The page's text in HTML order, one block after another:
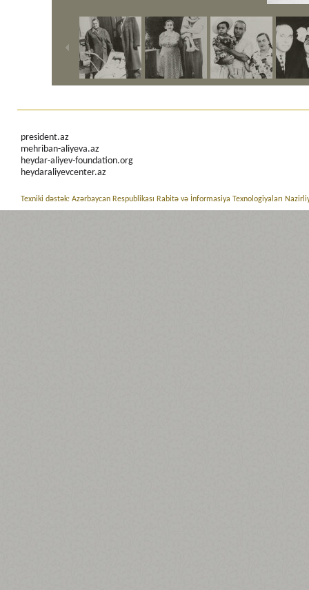
president.az
mehriban-aliyeva.az
heydar-aliyev-foundation.org
heydaraliyevcenter.az
Texniki dəstək: Azərbaycan Respublikası Rabitə və İnformasiya Texnologiyaları